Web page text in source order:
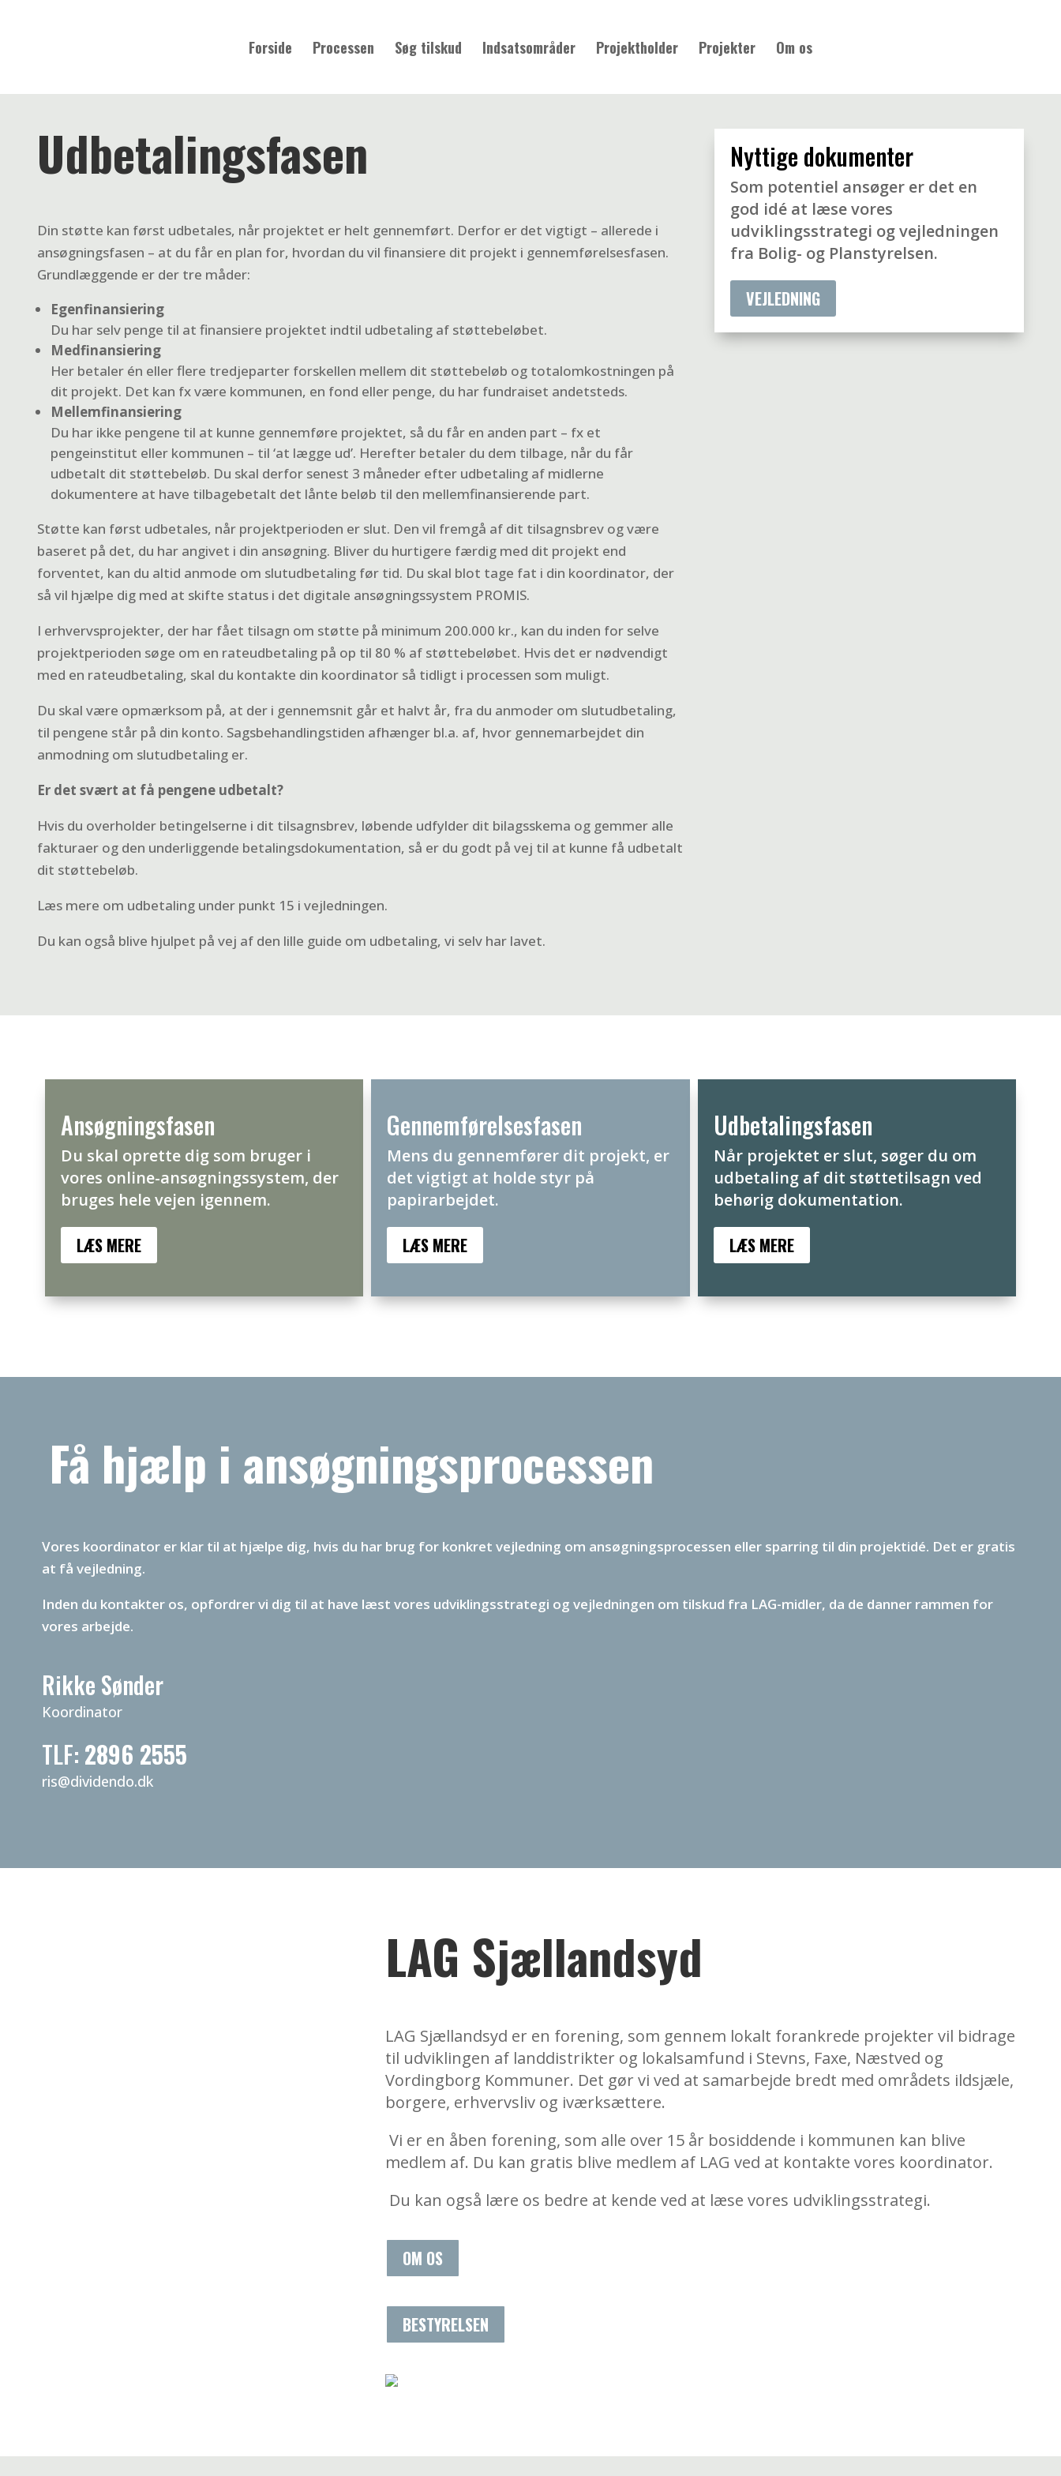
Forside Processen Søg tilskud Indsatsområder Projektholder Projekter Om os
Udbetalingsfasen
Din støtte kan først udbetales, når projektet er helt gennemført. Derfor er det vigtigt – allerede i
ansøgningsfasen – at du får en plan for, hvordan du vil finansiere dit projekt i gennemførelsesfasen.
Grundlæggende er der tre måder:
Egenfinansiering
Du har selv penge til at finansiere projektet indtil udbetaling af støttebeløbet.
Medfinansiering
Her betaler én eller flere tredjeparter forskellen mellem dit støttebeløb og totalomkostningen på
dit projekt. Det kan fx være kommunen, en fond eller penge, du har fundraiset andetsteds.
Mellemfinansiering
Du har ikke pengene til at kunne gennemføre projektet, så du får en anden part – fx et
pengeinstitut eller kommunen – til ‘at lægge ud’. Herefter betaler du dem tilbage, når du får
udbetalt dit støttebeløb. Du skal derfor senest 3 måneder efter udbetaling af midlerne
dokumentere at have tilbagebetalt det lånte beløb til den mellemfinansierende part.
Støtte kan først udbetales, når projektperioden er slut. Den vil fremgå af dit tilsagnsbrev og være
baseret på det, du har angivet i din ansøgning. Bliver du hurtigere færdig med dit projekt end
forventet, kan du altid anmode om slutudbetaling før tid. Du skal blot tage fat i din koordinator, der
så vil hjælpe dig med at skifte status i det digitale ansøgningssystem PROMIS.
I erhvervsprojekter, der har fået tilsagn om støtte på minimum 200.000 kr., kan du inden for selve
projektperioden søge om en rateudbetaling på op til 80 % af støttebeløbet. Hvis det er nødvendigt
med en rateudbetaling, skal du kontakte din koordinator så tidligt i processen som muligt.
Du skal være opmærksom på, at der i gennemsnit går et halvt år, fra du anmoder om slutudbetaling,
til pengene står på din konto. Sagsbehandlingstiden afhænger bl.a. af, hvor gennemarbejdet din
anmodning om slutudbetaling er.
Er det svært at få pengene udbetalt?
Hvis du overholder betingelserne i dit tilsagnsbrev, løbende udfylder dit bilagsskema og gemmer alle
fakturaer og den underliggende betalingsdokumentation, så er du godt på vej til at kunne få udbetalt
dit støttebeløb.
Læs mere om udbetaling under punkt 15 i vejledningen.
Du kan også blive hjulpet på vej af den lille guide om udbetaling, vi selv har lavet.
Nyttige dokumenter
Som potentiel ansøger er det en
god idé at læse vores
udviklingsstrategi og vejledningen
fra Bolig- og Planstyrelsen.
VEJLEDNING
Ansøgningsfasen
Du skal oprette dig som bruger i
vores online-ansøgningssystem, der
bruges hele vejen igennem.
LÆS MERE
Gennemførelsesfasen
Mens du gennemfører dit projekt, er
det vigtigt at holde styr på
papirarbejdet.
LÆS MERE
Udbetalingsfasen
Når projektet er slut, søger du om
udbetaling af dit støttetilsagn ved
behørig dokumentation.
LÆS MERE
Få hjælp i ansøgningsprocessen
Vores koordinator er klar til at hjælpe dig, hvis du har brug for konkret vejledning om ansøgningsprocessen eller sparring til din projektidé. Det er gratis
at få vejledning.
Inden du kontakter os, opfordrer vi dig til at have læst vores udviklingsstrategi og vejledningen om tilskud fra LAG-midler, da de danner rammen for
vores arbejde.
Rikke Sønder
Koordinator
TLF: 2896 2555
ris@dividendo.dk
LAG Sjællandsyd
LAG Sjællandsyd er en forening, som gennem lokalt forankrede projekter vil bidrage
til udviklingen af landdistrikter og lokalsamfund i Stevns, Faxe, Næstved og
Vordingborg Kommuner. Det gør vi ved at samarbejde bredt med områdets ildsjæle,
borgere, erhvervsliv og iværksættere.
Vi er en åben forening, som alle over 15 år bosiddende i kommunen kan blive
medlem af. Du kan gratis blive medlem af LAG ved at kontakte vores koordinator.
Du kan også lære os bedre at kende ved at læse vores udviklingsstrategi.
OM OS
BESTYRELSEN